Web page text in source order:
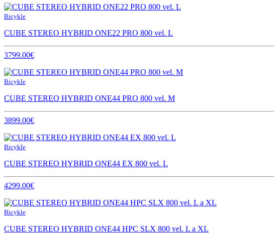
Bicykle
CUBE STEREO HYBRID ONE22 PRO 800 vel. L
3799.00€
Bicykle
CUBE STEREO HYBRID ONE44 PRO 800 vel. M
3899.00€
Bicykle
CUBE STEREO HYBRID ONE44 EX 800 vel. L
4299.00€
Bicykle
CUBE STEREO HYBRID ONE44 HPC SLX 800 vel. L a XL